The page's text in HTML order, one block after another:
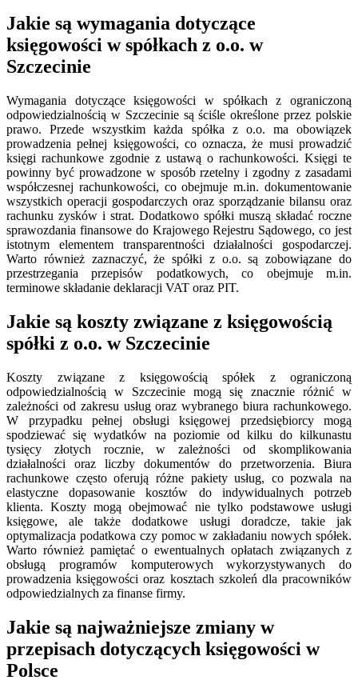
Jakie są wymagania dotyczące
księgowości w spółkach z o.o. w
Szczecinie
Wymagania dotyczące księgowości w spółkach z ograniczoną
odpowiedzialnością w Szczecinie są ściśle określone przez polskie
prawo. Przede wszystkim każda spółka z o.o. ma obowiązek
prowadzenia pełnej księgowości, co oznacza, że musi prowadzić
księgi rachunkowe zgodnie z ustawą o rachunkowości. Księgi te
powinny być prowadzone w sposób rzetelny i zgodny z zasadami
współczesnej rachunkowości, co obejmuje m.in. dokumentowanie
wszystkich operacji gospodarczych oraz sporządzanie bilansu oraz
rachunku zysków i strat. Dodatkowo spółki muszą składać roczne
sprawozdania finansowe do Krajowego Rejestru Sądowego, co jest
istotnym elementem transparentności działalności gospodarczej.
Warto również zaznaczyć, że spółki z o.o. są zobowiązane do
przestrzegania przepisów podatkowych, co obejmuje m.in.
terminowe składanie deklaracji VAT oraz PIT.
Jakie są koszty związane z księgowością
spółki z o.o. w Szczecinie
Koszty związane z księgowością spółek z ograniczoną
odpowiedzialnością w Szczecinie mogą się znacznie różnić w
zależności od zakresu usług oraz wybranego biura rachunkowego.
W przypadku pełnej obsługi księgowej przedsiębiorcy mogą
spodziewać się wydatków na poziomie od kilku do kilkunastu
tysięcy złotych rocznie, w zależności od skomplikowania
działalności oraz liczby dokumentów do przetworzenia. Biura
rachunkowe często oferują różne pakiety usług, co pozwala na
elastyczne dopasowanie kosztów do indywidualnych potrzeb
klienta. Koszty mogą obejmować nie tylko podstawowe usługi
księgowe, ale także dodatkowe usługi doradcze, takie jak
optymalizacja podatkowa czy pomoc w zakładaniu nowych spółek.
Warto również pamiętać o ewentualnych opłatach związanych z
obsługą programów komputerowych wykorzystywanych do
prowadzenia księgowości oraz kosztach szkoleń dla pracowników
odpowiedzialnych za finanse firmy.
Jakie są najważniejsze zmiany w
przepisach dotyczących księgowości w
Polsce